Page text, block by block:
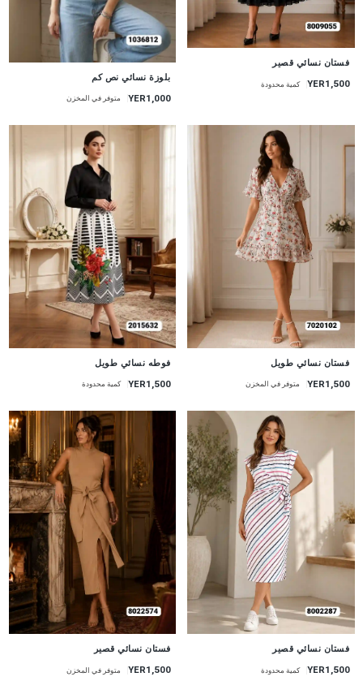
فستان نسائي قصير
YER1,500 كمية محدودة
بلوزة نسائي نص كم
YER1,000 متوفر في المخزن
فستان نسائي طويل
YER1,500 متوفر في المخزن
فوطه نسائي طويل
YER1,500 كمية محدودة
جديد
فستان نسائي قصير
YER1,500 كمية محدودة
جديد
فستان نسائي قصير
YER1,500 متوفر في المخزن